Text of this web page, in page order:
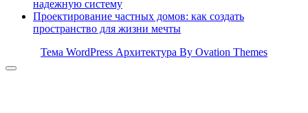
надежную систему
Проектирование частных домов: как создать
пространство для жизни мечты
Тема WordPress Архитектура By Ovation Themes